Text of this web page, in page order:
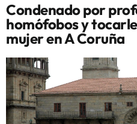
Condenado por
homófobos y
mujer en A Coruña